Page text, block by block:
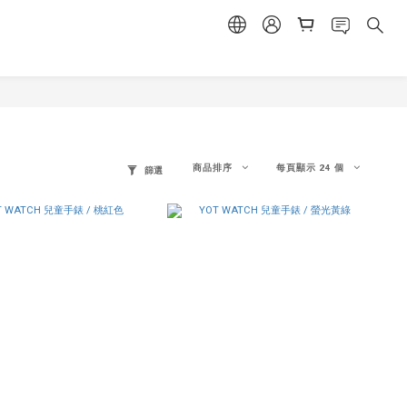
篩選 商品排序 每頁顯示 24 個